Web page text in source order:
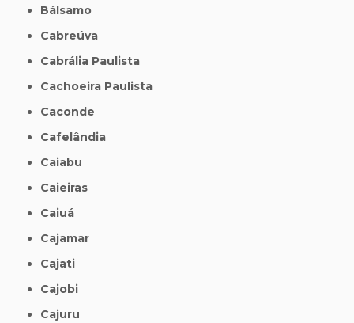
Bálsamo
Cabreúva
Cabrália Paulista
Cachoeira Paulista
Caconde
Cafelândia
Caiabu
Caieiras
Caiuá
Cajamar
Cajati
Cajobi
Cajuru